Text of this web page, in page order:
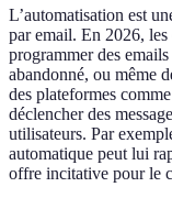
L’automatisation est
par email. En 2026, les
programmer des
abandonné, ou même
des plateformes comme
déclencher des
utilisateurs. Par
automatique peut lui
offre incitative pour le